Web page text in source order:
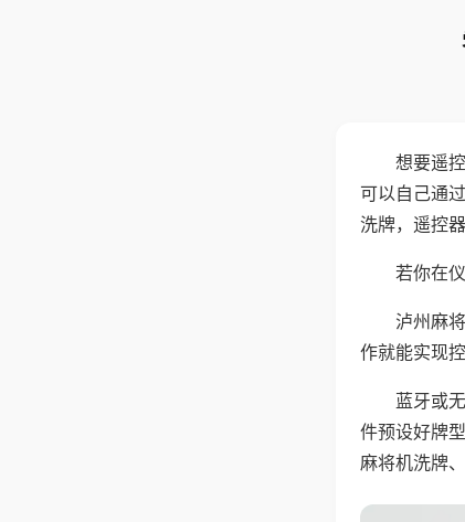
想要遥
可以自己通
洗牌，遥控
若你在
泸州麻
作就能实现
蓝牙或
件预设好牌
麻将机洗牌